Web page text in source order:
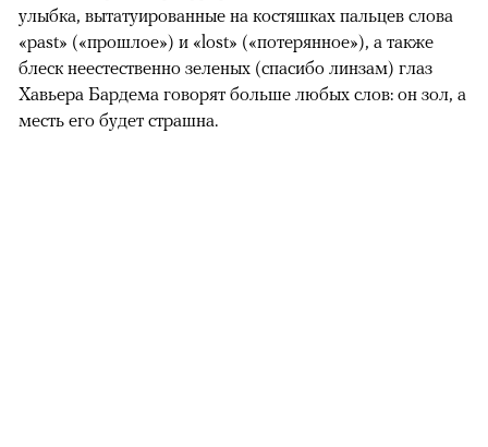
улыбка, вытатуированные на костяшках пальцев слова
«past» («прошлое») и «lost» («потерянное»), а также
блеск неестественно зеленых (спасибо линзам) глаз
Хавьера Бардема говорят больше любых слов: он зол, а
месть его будет страшна.